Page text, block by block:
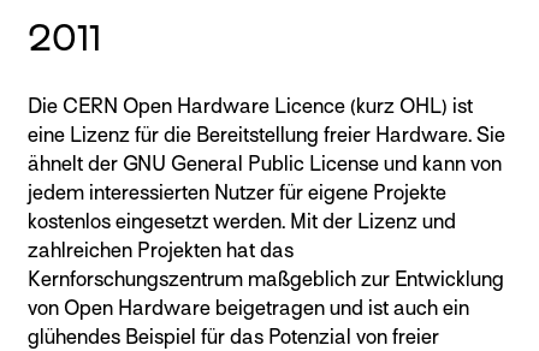
2011
Die CERN Open Hardware Licence (kurz OHL) ist
eine Lizenz für die Bereitstellung freier Hardware. Sie
ähnelt der GNU General Public License und kann von
jedem interessierten Nutzer für eigene Projekte
kostenlos eingesetzt werden. Mit der Lizenz und
zahlreichen Projekten hat das
Kernforschungszentrum maßgeblich zur Entwicklung
von Open Hardware beigetragen und ist auch ein
glühendes Beispiel für das Potenzial von freier